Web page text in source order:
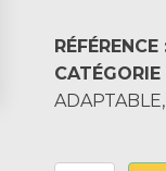
RÉFÉRENCE
CATÉGORIE